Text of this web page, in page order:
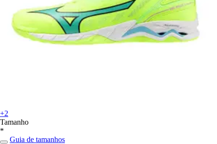
+2
Tamanho
*
Guia de tamanhos